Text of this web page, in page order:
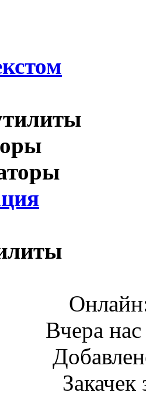
Вчера
Закачек